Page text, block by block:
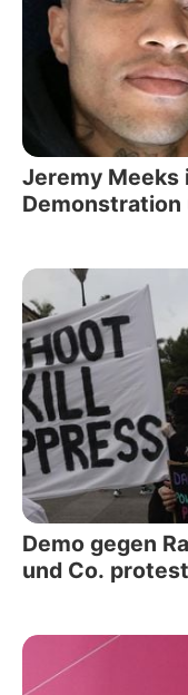
Jeremy Meeks
Demo gegen
und Co.